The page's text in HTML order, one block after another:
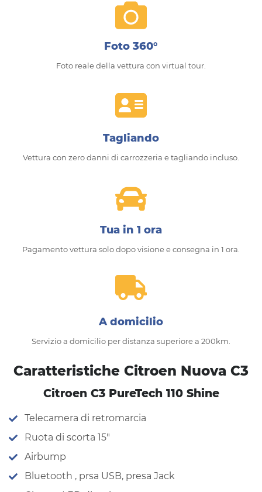
Foto 360°
Foto reale della vettura con virtual tour.
Tagliando
Vettura con zero danni di carrozzeria e tagliando incluso.
Tua in 1 ora
Pagamento vettura solo dopo visione e consegna in 1 ora.
A domicilio
Servizio a domicilio per distanza superiore a 200km.
Caratteristiche Citroen Nuova C3
Citroen C3 PureTech 110 Shine
Telecamera di retromarcia
Ruota di scorta 15″
Airbump
Bluetooth , prsa USB, presa Jack